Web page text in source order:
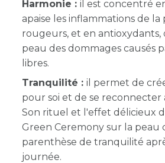
Harmonie :il est concentré
apaise les inflammations de la
rougeurs, et en
peau des dommages causés
libres.
Tranquilité :il permet de
pour soi et de se reconnecter
Son rituel et l'effet délicieux
Green Ceremony sur la peau
parenthèse de tranquilité
journée.